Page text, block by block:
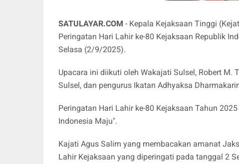
SATULAYAR.COM - Kepala Kejaksaan Tinggi
Peringatan Hari Lahir ke-80 Kejaksaan Republik
Selasa (2/9/2025).
Upacara ini diikuti oleh Wakajati Sulsel, Robert M.
Sulsel, dan pengurus Ikatan Adhyaksa
Peringatan Hari Lahir ke-80 Kejaksaan Tahun
Indonesia Maju".
Kajati Agus Salim yang membacakan amanat
Lahir Kejaksaan yang diperingati pada tanggal 2